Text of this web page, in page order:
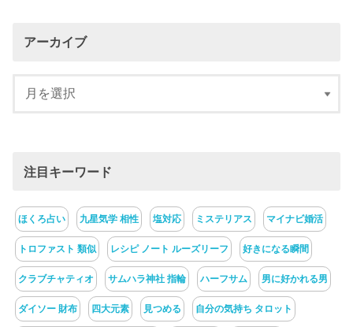
アーカイブ
注目キーワード
ほくろ占い 九星気学 相性 塩対応 ミステリアス マイナビ婚活
トロファスト 類似 レシピ ノート ルーズリーフ 好きになる瞬間
クラブチャティオ サムハラ神社 指輪 ハーフサム 男に好かれる男
ダイソー 財布 四大元素 見つめる 自分の気持ち タロット